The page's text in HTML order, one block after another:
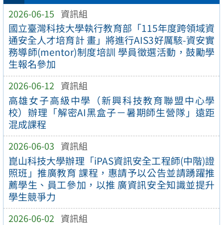
2026-06-15 資訊組
國立臺灣科技大學執行教育部「115年度跨領域資
通安全人才培育計 畫」將進行AIS3好厲駭-資安實
務導師(mentor)制度培訓 學員徵選活動，鼓勵學
生報名參加
2026-06-12 資訊組
高雄女子高級中學（新興科技教育聯盟中心學
校）辦理「解密AI黑盒子－暑期師生營隊」遠距
混成課程
2026-06-03 資訊組
崑山科技大學辦理「iPAS資訊安全工程師(中階)證
照班」推廣教育 課程，惠請予以公告並請踴躍推
薦學生、員工參加，以推 廣資訊安全知識並提升
學生競爭力
2026-06-02 資訊組